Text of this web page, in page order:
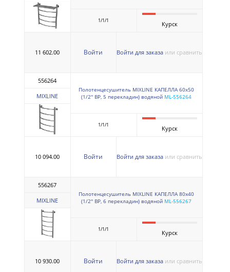
1/1/1 Курск
11 602.00 Войти Войти для заказа или сравнить
556264
MIXLINE
Полотенцесушитель MIXLINE КАПЕЛЛА 60х50
(1/2'' ВР, 5 перекладин) водяной ML-556264
1/1/1 Курск
10 094.00 Войти Войти для заказа или сравнить
556267
MIXLINE
Полотенцесушитель MIXLINE КАПЕЛЛА 80х40
(1/2'' ВР, 6 перекладин) водяной ML-556267
1/1/1 Курск
10 930.00 Войти Войти для заказа или сравнить